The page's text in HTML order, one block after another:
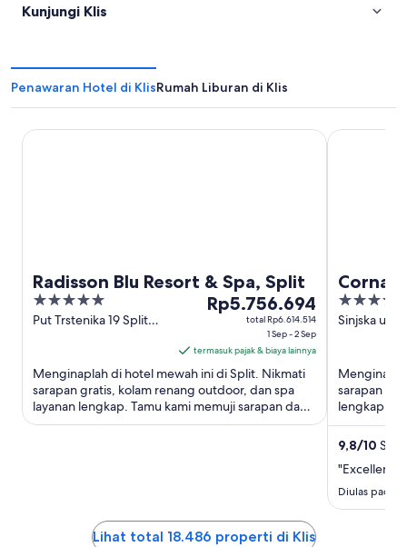
Kunjungi Klis
Penawaran Hotel di KlisRumah Liburan di Klis
Radisson Blu Resort & Spa, Split
5
out
Put Trstenika 19 Split
Harga
Rp5.756.694
malam
dari
1
Sep
Rp5.756.694
total Rp6.614.514
1 Sep - 2 Sep
termasuk pajak & biaya lainnya
Menginaplah di hotel mewah ini di Split. Nikmati
sarapan gratis, kolam renang outdoor, dan spa
layanan lengkap. Tamu kami memuji sarapan dan
staf di ulasan kami. ...
Radisson Blu Resort & Spa, Split
5
out
Sinjska
sarapan
lengkap.
renang di
9,8/10
"Excellent
Diulas pada
Cornaro
Lihat total 18.486 properti di Klis